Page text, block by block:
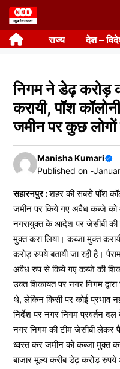
Skip
to
content राज्य देश –
निगम ने डेढ़ करोड़
करायी, पॉश
जमीन पर कुछ
Manisha Kumari
Published on -
सहारनपुर :शहर की सबसे पॉश
जमीन पर किये गए अवैध कब्जे
नगरायुक्त के आदेश पर जेसीबी
मुक्त करा लिया। कब्जा मुक्त
करोड़ रुपये बतायी जा रही है।
अवैध रुप से किये गए कब्जे की
उक्त शिकायत पर नगर निगम
थे, लेकिन किसी पर कोई प्रभाव
निर्देश पर नगर निगम प्रवर्तन
नगर निगम की टीम जेसीबी लेकर
ध्वस्त कर जमीन को कब्जा मुक्त
बाजार मूल्य करीब डेढ़ करोड़